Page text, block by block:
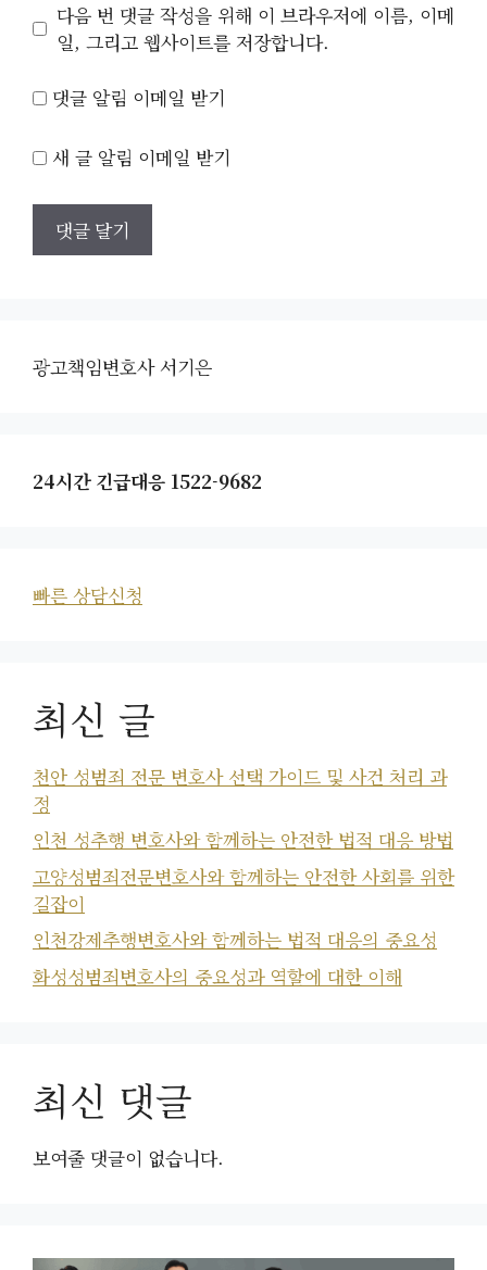
트
다음 번 댓글 작성을 위해 이 브라우저에 이름, 이메
일, 그리고 웹사이트를 저장합니다.
댓글 알림 이메일 받기
새 글 알림 이메일 받기
광고책임변호사 서기은
24시간 긴급대응 1522-9682
빠른 상담신청
최신 글
천안 성범죄 전문 변호사 선택 가이드 및 사건 처리 과
정
인천 성추행 변호사와 함께하는 안전한 법적 대응 방법
고양성범죄전문변호사와 함께하는 안전한 사회를 위한
길잡이
인천강제추행변호사와 함께하는 법적 대응의 중요성
화성성범죄변호사의 중요성과 역할에 대한 이해
최신 댓글
보여줄 댓글이 없습니다.